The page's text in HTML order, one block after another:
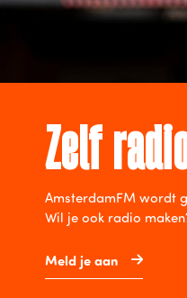
Zelf
AmsterdamFM wordt
Wil je ook radio
Meld je aan